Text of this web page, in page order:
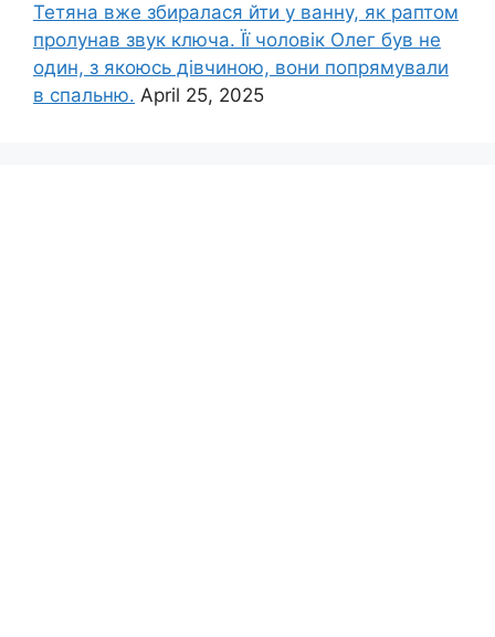
Тетяна вже збиралася йти у ванну, як раптом
пролунав звук ключа. Її чоловік Олег був не
один, з якоюсь дівчиною, вони попрямували
в спальню. April 25, 2025